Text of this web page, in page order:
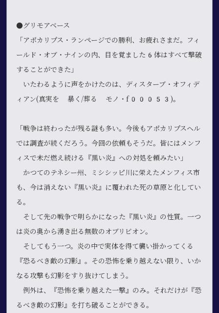
●グリモアベース
「アポカリプス・ランページでの勝利、お疲れさまだ。フィ
ールド・オブ・ナインの内、目を覚ました6体はすべて撃破
することができた」
いたわるように声をかけたのは、ディスターブ・オフィデ
ィアン(真実を 暴く/葬る モノ・f00053)。
「戦争は終わったが残る謎も多い。今後もアポカリプスヘル
では調査が続くだろう。今回の依頼もそうだ。皆にはメンフ
ィスで未だ燃え続ける『黒い炎』への対処を頼みたい」
かつてのテネシー州、ミシシッピ川に栄えたメンフィス市
も、今は消えない『黒い炎』に覆われた死の草原と化してい
る。
そして先の戦争で明らかになった『黒い炎』の性質。一つ
は炎の奥から湧き出る無数のオブリビオン。
そしてもう一つ。炎の中で実体を得て襲い掛かってくる
『恐るべき敵の幻影』。その恐怖を乗り越えない限り、いか
なる攻撃も幻影をすり抜けてしまう。
例外は、『恐怖を乗り越えた一撃』のみ。それだけが『恐
るべき敵の幻影』を打ち破ることができる。